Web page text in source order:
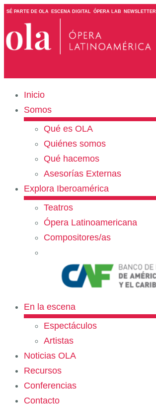
SÉ PARTE DE OLA ESCENA DIGITAL ÓPERA LAB NEWSLETTER
Inicio
Somos
Qué es OLA
Quiénes somos
Qué hacemos
Asesorías Externas
Explora Iberoamérica
Teatros
Ópera Latinoamericana
Compositores/as
En la escena
Espectáculos
Artistas
Noticias OLA
Recursos
Conferencias
Contacto